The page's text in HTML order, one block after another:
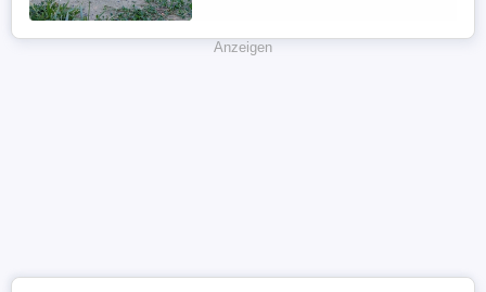
menschenbezogen ...
Anzeigen